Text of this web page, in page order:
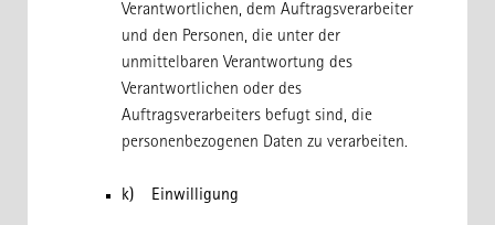
Verantwortlichen, dem Auftragsverarbeiter
und den Personen, die unter der
unmittelbaren Verantwortung des
Verantwortlichen oder des
Auftragsverarbeiters befugt sind, die
personenbezogenen Daten zu verarbeiten.
k) Einwilligung